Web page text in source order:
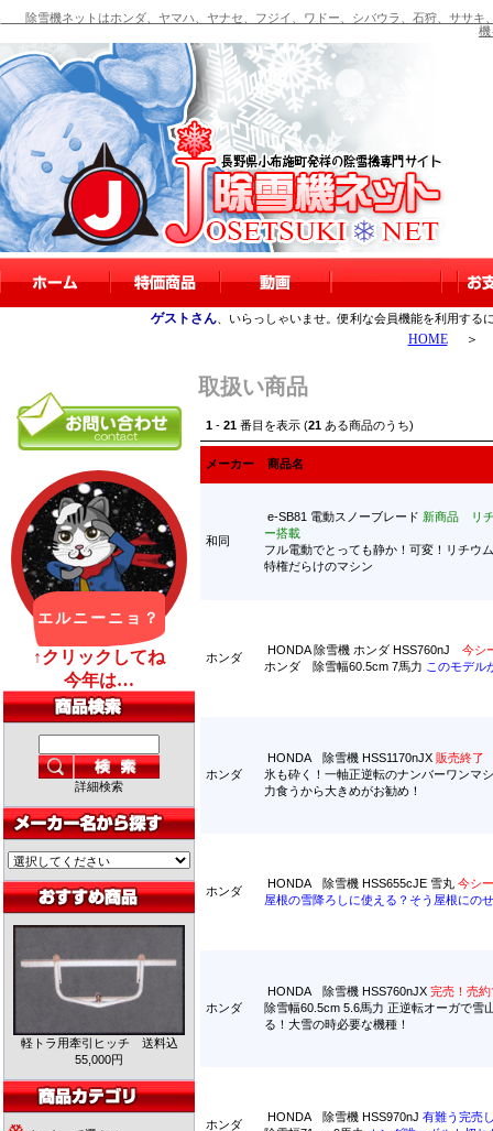
除雪機ネットはホンダ、ヤマハ、ヤナセ、フジイ、ワドー、シバウラ、石狩、ササキ
機
ゲストさん 、いらっしゃいませ。便利な会員機能を利用する
HOME ＞
詳細検索
軽トラ用牽引ヒッチ 送料込
55,000円
取扱い商品
1 - 21 番目を表示 (21 ある商品のうち)
メーカー 商品名
和同
e-SB81 電動スノーブレード 新商品 リ
ー搭載
フル電動でとっても静か！可変！リチウ
特権だらけのマシン
ホンダ
HONDA 除雪機 ホンダ HSS760nJ 今シ
ホンダ 除雪幅60.5cm 7馬力 このモデル
ホンダ
HONDA 除雪機 HSS1170nJX 販売終了
氷も砕く！一軸正逆転のナンバーワンマ
力食うから大きめがお勧め！
ホンダ
HONDA 除雪機 HSS655cJE 雪丸 今シ
屋根の雪降ろしに使える？そう屋根にの
ホンダ
HONDA 除雪機 HSS760nJX 完売！売
除雪幅60.5cm 5.6馬力 正逆転オーガで雪
る！大雪の時必要な機種！
ホンダ
HONDA 除雪機 HSS970nJ 有難う完売